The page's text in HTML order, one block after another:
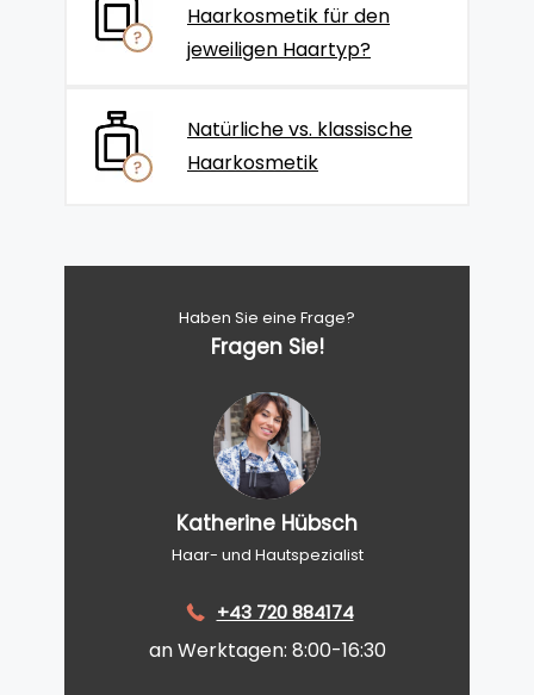
Haarkosmetik für den
jeweiligen Haartyp?
Natürliche vs. klassische
Haarkosmetik
Haben Sie eine Frage?
Fragen Sie!
Katherine Hübsch
Haar- und Hautspezialist
+43 720 884174
an Werktagen: 8:00-16:30